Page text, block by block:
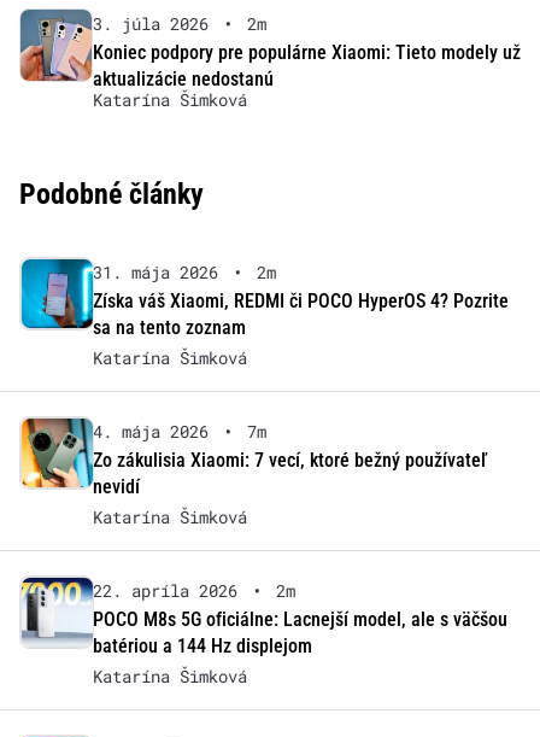
3. júla 2026 •
2m
Koniec podpory pre populárne Xiaomi: Tieto modely už
aktualizácie nedostanú
Katarína Šimková
Podobné články
31. mája 2026 •
2m
Získa váš Xiaomi, REDMI či POCO HyperOS 4? Pozrite
sa na tento zoznam
Katarína Šimková
4. mája 2026 •
7m
Zo zákulisia Xiaomi: 7 vecí, ktoré bežný používateľ
nevidí
Katarína Šimková
22. apríla 2026 •
2m
POCO M8s 5G oficiálne: Lacnejší model, ale s väčšou
batériou a 144 Hz displejom
Katarína Šimková